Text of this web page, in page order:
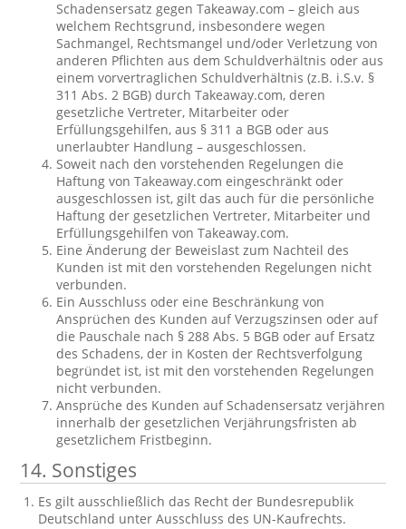
Schadensersatz gegen Takeaway.com – gleich aus
welchem Rechtsgrund, insbesondere wegen
Sachmangel, Rechtsmangel und/oder Verletzung von
anderen Pflichten aus dem Schuldverhältnis oder aus
einem vorvertraglichen Schuldverhältnis (z.B. i.S.v. §
311 Abs. 2 BGB) durch Takeaway.com, deren
gesetzliche Vertreter, Mitarbeiter oder
Erfüllungsgehilfen, aus § 311 a BGB oder aus
unerlaubter Handlung – ausgeschlossen.
Soweit nach den vorstehenden Regelungen die
Haftung von Takeaway.com eingeschränkt oder
ausgeschlossen ist, gilt das auch für die persönliche
Haftung der gesetzlichen Vertreter, Mitarbeiter und
Erfüllungsgehilfen von Takeaway.com.
Eine Änderung der Beweislast zum Nachteil des
Kunden ist mit den vorstehenden Regelungen nicht
verbunden.
Ein Ausschluss oder eine Beschränkung von
Ansprüchen des Kunden auf Verzugszinsen oder auf
die Pauschale nach § 288 Abs. 5 BGB oder auf Ersatz
des Schadens, der in Kosten der Rechtsverfolgung
begründet ist, ist mit den vorstehenden Regelungen
nicht verbunden.
Ansprüche des Kunden auf Schadensersatz verjähren
innerhalb der gesetzlichen Verjährungsfristen ab
gesetzlichem Fristbeginn.
14. Sonstiges
Es gilt ausschließlich das Recht der Bundesrepublik
Deutschland unter Ausschluss des UN-Kaufrechts.